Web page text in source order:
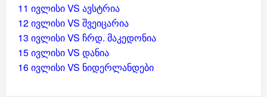
11 ივლისი VS ავსტრია
12 ივლისი VS შვეიცარია
13 ივლისი VS ჩრდ. მაკედონია
15 ივლისი VS დანია
16 ივლისი VS ნიდერლანდები